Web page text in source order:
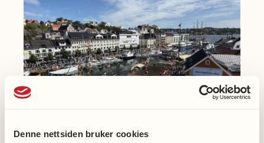
Denne nettsiden bruker cookies
i
Bergen.